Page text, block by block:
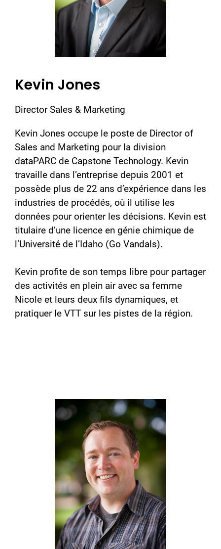
Kevin Jones
Director Sales & Marketing
Kevin Jones occupe le poste de Director of
Sales and Marketing pour la division
dataPARC de Capstone Technology. Kevin
travaille dans l’entreprise depuis 2001 et
possède plus de 22 ans d’expérience dans les
industries de procédés, où il utilise les
données pour orienter les décisions. Kevin est
titulaire d’une licence en génie chimique de
l’Université de l’Idaho (Go Vandals).
Kevin profite de son temps libre pour partager
des activités en plein air avec sa femme
Nicole et leurs deux fils dynamiques, et
pratiquer le VTT sur les pistes de la région.